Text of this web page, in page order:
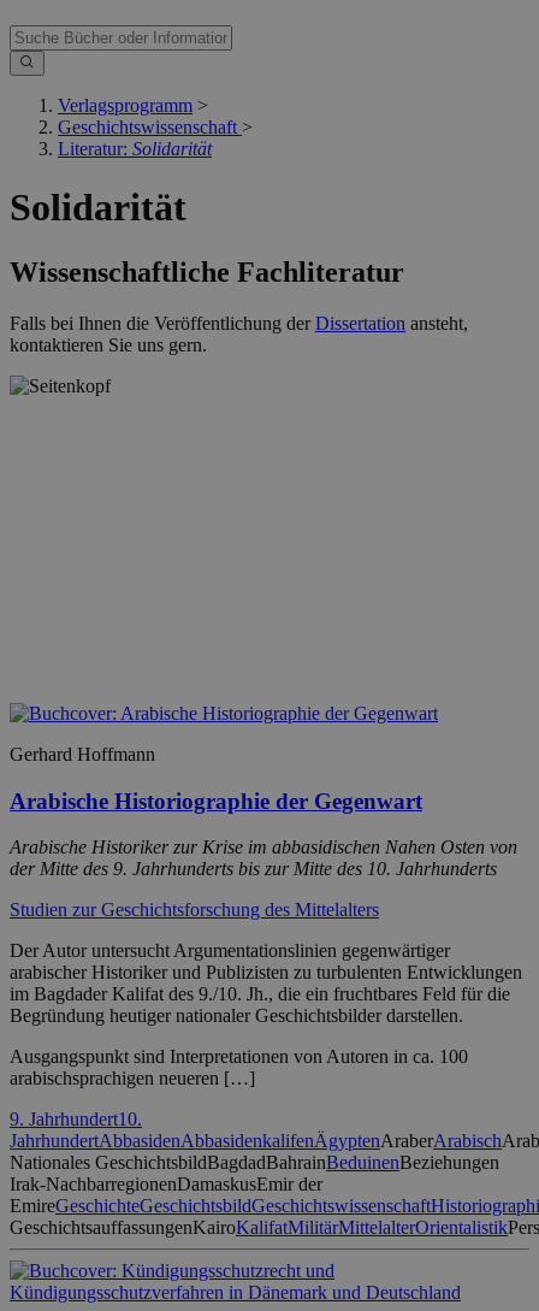
Verlagsprogramm >
Geschichtswissenschaft >
Literatur: Solidarität
Solidarität
Wissenschaftliche Fachliteratur
Falls bei Ihnen die Veröffentlichung derDissertation ansteht,
kontaktieren Sie uns gern.
Gerhard Hoffmann
Arabische Historiographie der Gegenwart
Arabische Historiker zur Krise im abbasidischen Nahen Osten von
der Mitte des 9. Jahrhunderts bis zur Mitte des 10. Jahrhunderts
Studien zur Geschichtsforschung des Mittelalters
Der Autor untersucht Argumentationslinien gegenwärtiger
arabischer Historiker und Publizisten zu turbulenten Entwicklungen
im Bagdader Kalifat des 9./10. Jh., die ein fruchtbares Feld für die
Begründung heutiger nationaler Geschichtsbilder darstellen.
Ausgangspunkt sind Interpretationen von Autoren in ca. 100
arabischsprachigen neueren […]
9. Jahrhundert10.
JahrhundertAbbasidenAbbasidenkalifenÄgyptenAraberArabisch
Nationales GeschichtsbildBagdadBahrainBeduinenBeziehungen
Irak-NachbarregionenDamaskusEmir der
EmireGeschichteGeschichtsbildGeschichtswissenschaft
GeschichtsauffassungenKairoKalifatMilitärMittelalterOrientalistik